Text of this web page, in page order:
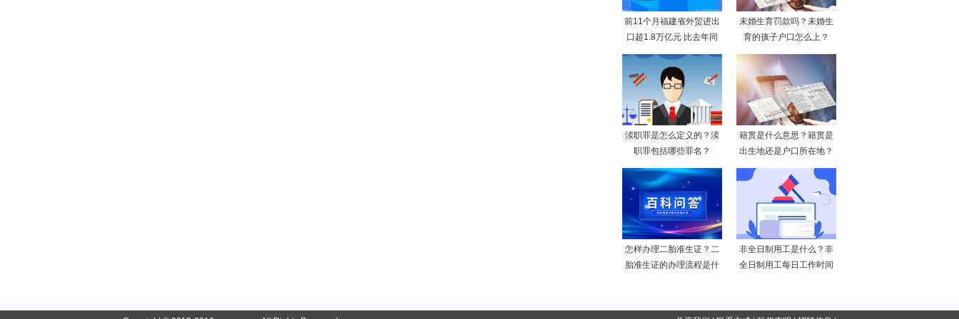
前11个月福建省外贸进出
口超1.8万亿元 比去年同
未婚生育罚款吗？未婚生
育的孩子户口怎么上？
渎职罪是怎么定义的？渎
职罪包括哪些罪名？
籍贯是什么意思？籍贯是
出生地还是户口所在地？
怎样办理二胎准生证？二
胎准生证的办理流程是什
非全日制用工是什么？非
全日制用工每日工作时间